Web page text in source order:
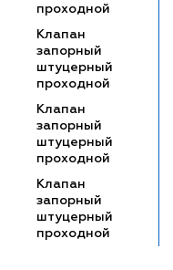
проходной
Клапан
запорный
штуцерный
проходной
Клапан
запорный
штуцерный
проходной
Клапан
запорный
штуцерный
проходной